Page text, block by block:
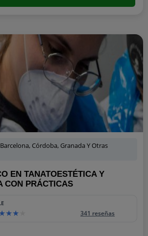
Córdoba, Granada Y Otras
EN TANATOESTÉTICA Y
CON PRÁCTICAS
341 reseñas